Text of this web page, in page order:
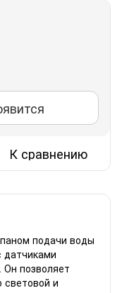
К сравнению
подачи воды
датчиками
Он позволяет
световой и